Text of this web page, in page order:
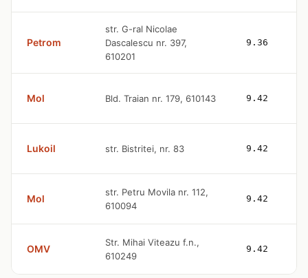
Petrom
str. G-ral Nicolae
Dascalescu nr. 397,
610201
9.36
Mol Bld. Traian nr. 179, 610143 9.42
Lukoil str. Bistritei, nr. 83 9.42
Mol
str. Petru Movila nr. 112,
610094
9.42
OMV
Str. Mihai Viteazu f.n.,
610249
9.42